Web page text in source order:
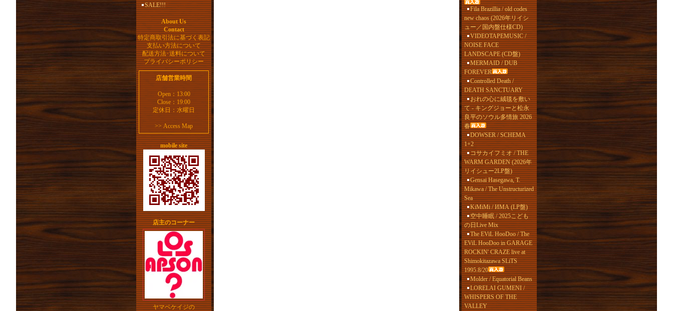
SALE!!!
About Us
Contact
特定商取引法に基づく表記
支払い方法について
配送方法･送料について
プライバシーポリシー
店舗営業時間
Open：13:00
Close：19:00
定休日：水曜日
>>Access Map
mobile site
店主のコーナー
ヤマベケイジの
Fila Brazillia / old codes
new chaos (2026年リイシ
ュー／国内盤仕様CD)
VIDEOTAPEMUSIC /
NOISE FACE
LANDSCAPE (CD盤)
MERMAID / DUB
FOREVER
Controlled Death /
DEATH SANCTUARY
おれの心に絨毯を敷い
て - キングジョーと松永
良平のソウル多情旅 2026
春
DOWSER / SCHEMA
1+2
コサカイフミオ / THE
WARM GARDEN (2026年
リイシュー2LP盤)
Gensai Hasegawa, T.
Mikawa / The Unstructurized
Sea
KiMiMi / ИМА (LP盤)
空中睡眠 / 2025こども
の日Live Mix
The EViL HooDoo / The
EViL HooDoo in GARAGE
ROCKIN' CRAZE live at
Shimokitazawa SLiTS
1995.8/20
Molder / Equatorial Beans
LORELAI GUMENI /
WHISPERS OF THE
VALLEY